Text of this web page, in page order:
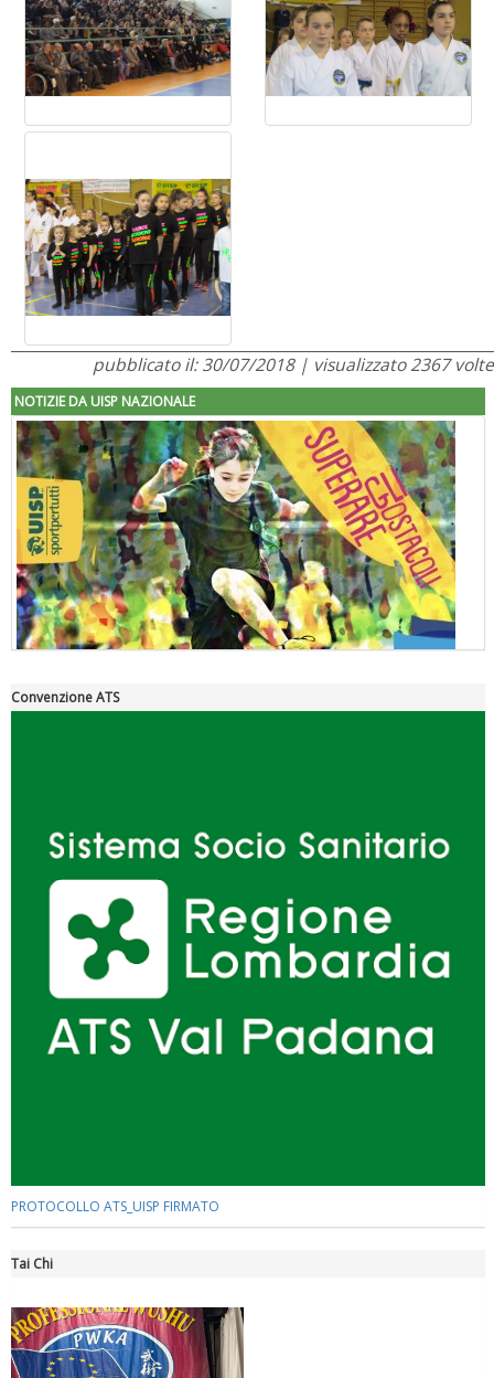
pubblicato il: 30/07/2018 | visualizzato 2367 volte
NOTIZIE DA UISP NAZIONALE
"Superare gli ostacoli": la relazione di Tiziano Pesce al CN Uisp
rivoluzioni"
Tiziano Pesce a Radio InBlu2000 traccia il bilancio della stagione
Convenzione ATS
PROTOCOLLO ATS_UISP FIRMATO
Tai Chi